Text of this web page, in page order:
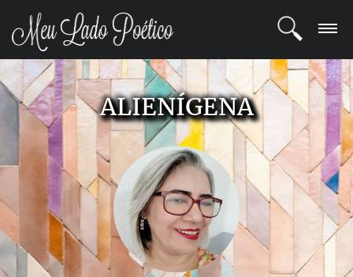
LOGIN
REGISTRO
POETAS
BLOG
COMUNIDADE
ALIENÍGENA